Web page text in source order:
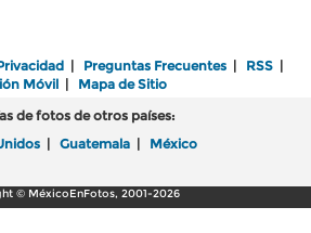
| Preguntas Frecuentes | RSS |
Móvil| Mapa de Sitio
de fotos de otros países:
| Guatemala | México
© MéxicoEnFotos, 2001-2026